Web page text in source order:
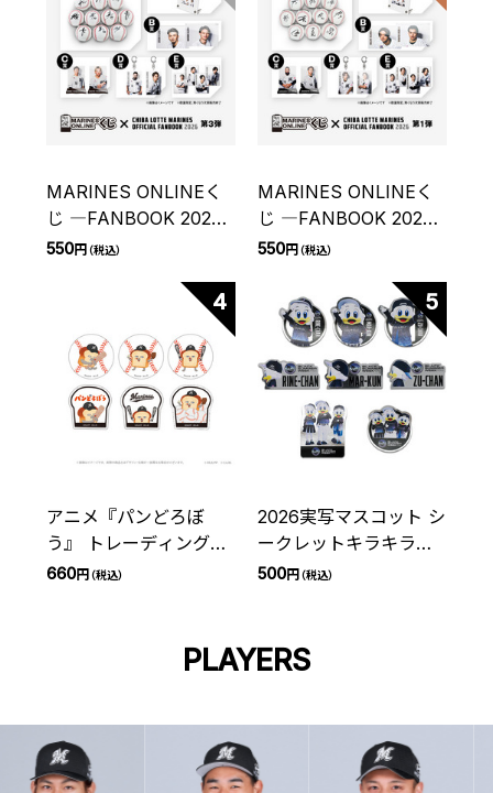
MARINES ONLINEく
じ ―FANBOOK 2026
第3弾― チケット
550円（税込）
MARINES ONLINEく
じ ―FANBOOK 2026
第1弾― チケット
550円（税込）
4
アニメ『パンどろぼ
う』 トレーディングス
テッカー 千葉ロッテマ
660円（税込）
5
2026実写マスコット シ
ークレットキラキラス
テッカー(BSW)
500円（税込）
PLAYERS